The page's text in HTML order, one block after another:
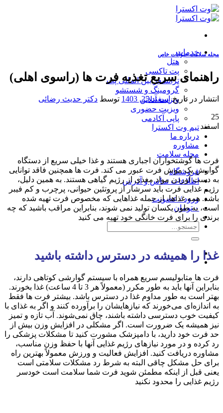
Skip
to
content
خدمات
هتل
پت تاکسی
ترانسفر بین المللی پت
گرومینگ و شستشو
ویزیت آنلاین
ویزیت حضوری
پاپی آکادمی
تیم وت اکسترا
درباره ما
مشاوره
مجله سلامت
فروشگاه
اطلاعات تماس و آدرس
ورود / عضویت
۰ تومان
جستجو
مجله سلامت حیوانات خاص
راهنمای سریع تغذیه فرت ها (راسوی اهلی)
انتشار در تاریخ اسفند 25, 1403 توسط دکتر حدیث رضائی
25
اسفند
فرت ها گوشتخواران اجباری هستند و غذا خیلی سریع از دستگاه
گوارش یک موش فرت عبور می کند. فرت ها همچنین فاقد توانایی
به دست آوردن مواد مغذی از رژیم گیاهی هستند. به همین دلیل،
رژیم غذایی فرت باید سرشار از پروتئین حیوانی، پرچرب و کم فیبر
باشد. همه غذاها، از جمله غذاهایی که مخصوص فرت تهیه شده
است، به طور یکسان تولید نمی شوند، بنابراین مراقب باشید که چه
برندی را برای فرت خانگی خود تهیه می کنید
غذا را همیشه در دسترس داشته باشید
فرت ها متابولیسم سریع همراه با سیستم گوارشی کوتاهی دارند،
بنابراین آنها باید به طور مکرر (معمولاً هر 3 تا 4 ساعت) غذا بخورند.
بهتر است به طور مداوم غذا در دسترس باشد. بیشتر فرت ها فقط
به اندازه‌ای می‌خورند که نیازهایشان را برآورده کنند و اگر به غذای با
کیفیت خوب دسترسی داشته باشند، چاق نمی‌شوند. آب تازه و تمیز
نیز همیشه یک ضرورت است. اگر مشکلی در افزایش وزن بیش از
حد فرت خود دارید، با دامپزشک مشورت کنید تا مشکلات پزشکی را
رد کرده و در مورد نیازهای رژیم غذایی آنها با حفظ وزن مناسب،
مشاوره دریافت کنید. افزایش فعالیت و ورزش معمولاً بهترین راه
برای حل مشکل چاقی البته به شرط رد مشکلات سلامتی است
یعنی قبل از اینکه مطمئن شوید فرت شما سلامت است خودسر
رژیم غذایی را محدود نکنید